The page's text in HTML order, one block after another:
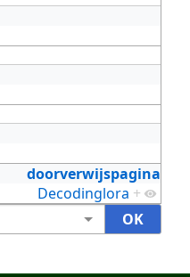
doorverwijspagina
Decodinglora +